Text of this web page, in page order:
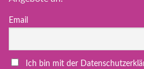
Email
Ich bin mit der